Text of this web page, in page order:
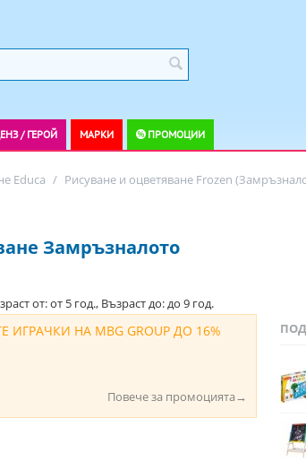
/ ГЕРОЙ МАРКИ ПРОМОЦИИ
Educa / Рисуване и оцветяване Frozen
Замръзналото
от: от 5 год., Възраст до: до 9 год.
НА MBG GROUP ДО 16%
Повече за промоцията→